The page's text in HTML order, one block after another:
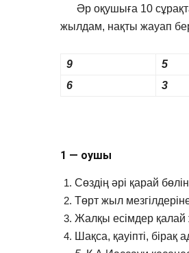
Әр оқушыға 10
жылдам, нақты жауап
9 5
6
3
1 — оқушы
Сөздің әрі қарай
Төрт жыл
Жалқы есімдер
Шақса, қауіпті,